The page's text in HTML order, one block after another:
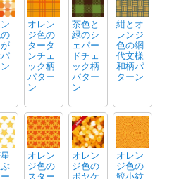
オレン
ジ色の
タータ
ンチェ
ック柄
パター
ン
茶色と
緑のシ
ェパー
ドチェ
ック柄
パター
ン
紺とオ
レンジ
色の網
代文様
和柄パ
ターン
オレン
ジ色の
スター
オレン
ジ色の
ボヤケ
オレン
ジ色の
鮫小紋